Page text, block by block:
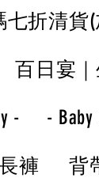
七折清貨
百日宴
- -
褲 背